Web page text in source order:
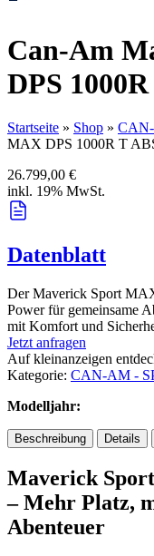
Can-Am
DPS
Startseite » Shop »
MAX DPS 1000R T
26.799,00 €
inkl. 19% MwSt.
Datenblatt
Der Maverick Sport
Power für gemeinsame
mit Komfort und
Jetzt anfragen
Auf kleinanzeigen
Kategorie: CAN-AM -
Modelljahr:
Beschreibung Details
Maverick
– Mehr Platz,
Abenteuer